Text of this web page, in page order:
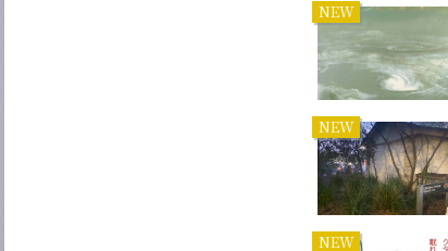
NEW
NEW
NEW